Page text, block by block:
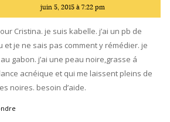
juin 5, 2015 à 7:22 pm
Cristina. je suis kabelle. j’ai un pb de
et je ne sais pas comment y rémédier. je
gabon. j’ai une peau noire,grasse á
acnéique et qui me laissent pleins de
noires. besoin d’aide.